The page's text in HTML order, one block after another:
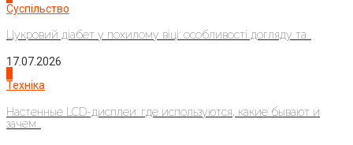
Суспільство
Цукровий діабет у похилому віці: особливості догляду та...
17.07.2026
Техніка
Настенные LCD-дисплеи: где используются, какие бывают и
зачем...